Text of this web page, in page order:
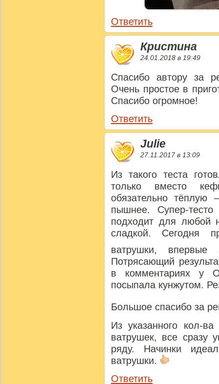
Ответить
Кристина
24.01.2018 в 19:49
Спасибо автору за
Очень простое в
Спасибо огромное!
Ответить
Julie
27.11.2017 в 13:09
Из такого теста
только вместо
обязательно тёплую
пышнее. Супер-
подходит для любой
сладкой. Сегодня
ватрушки,
Потрясающий
в комментариях у
посыпала кунжутом.
Большое спасибо за
Из указанного кол-
ватрушек, все сразу
ряду. Начинки
ватрушки.
Ответить